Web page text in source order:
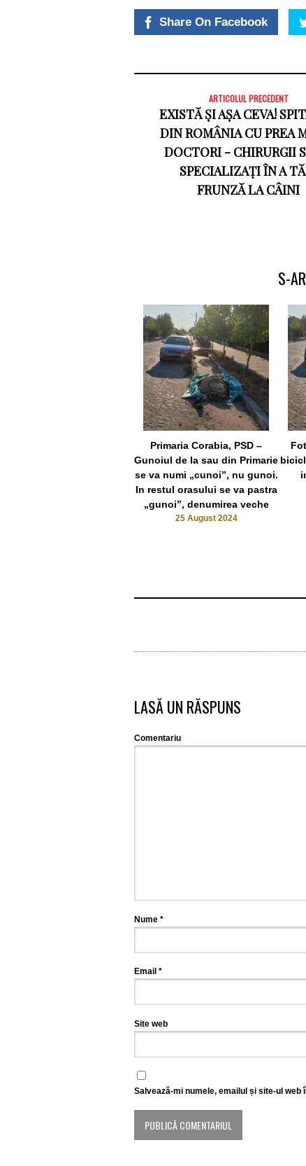
Share On Facebook
ARTICOLUL PRECEDENT
EXISTĂ ȘI AȘA CEVA!
DIN ROMÂNIA CU PREA
DOCTORI - CHIRURGII
SPECIALIZAȚI ÎN A
FRUNZĂ LA CÂINI
S-
Primaria Corabia, PSD –
Gunoiul de la sau din Primarie
se va numi „cunoi”, nu gunoi.
In restul orasului se va pastra
„gunoi”, denumirea veche
25 August 2024
LASĂ UN RĂSPUNS
Comentariu
Nume *
Email *
Site web
Salvează-mi numele, emailul și site-ul